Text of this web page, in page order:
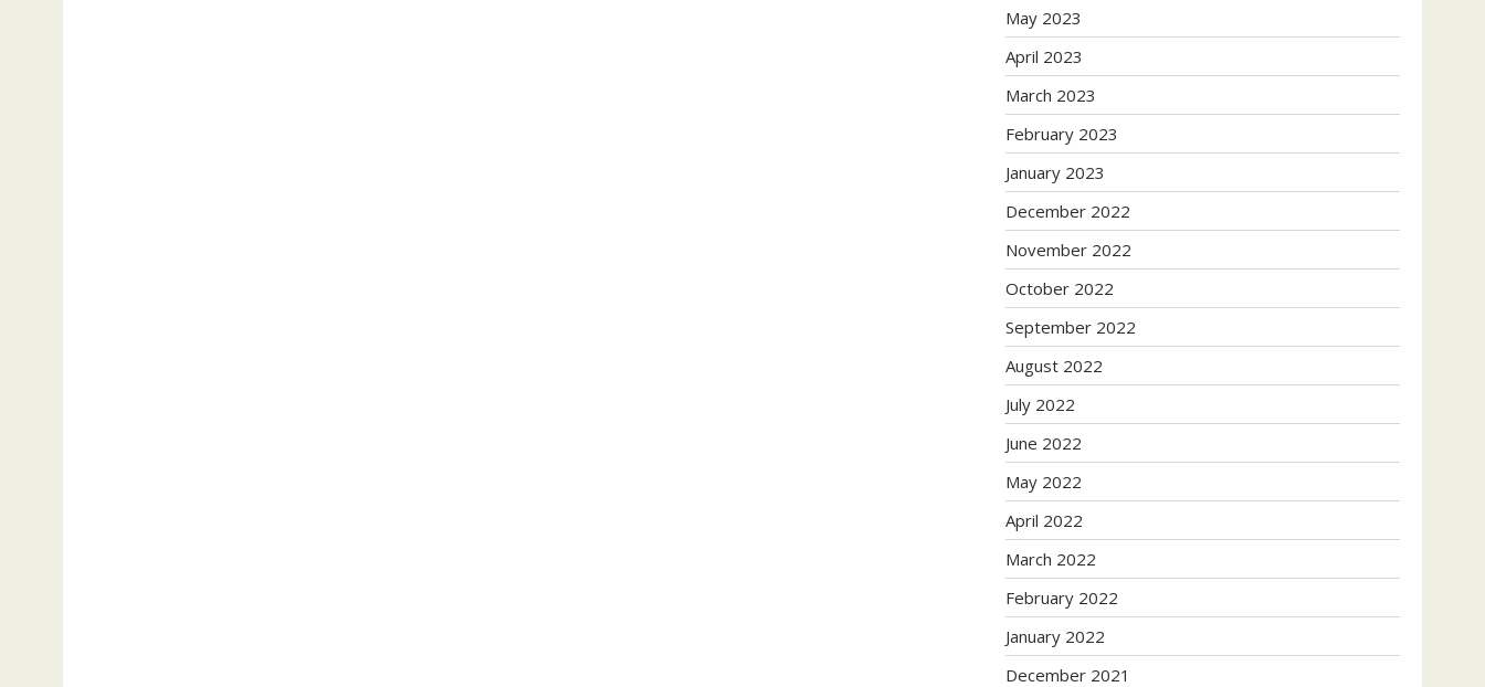
May 2023
April 2023
March 2023
February 2023
January 2023
December 2022
November 2022
October 2022
September 2022
August 2022
July 2022
June 2022
May 2022
April 2022
March 2022
February 2022
January 2022
December 2021